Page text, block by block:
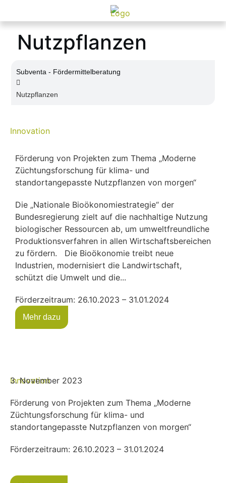
Nutzpflanzen
Subventa ‐ Fördermittelberatung
Nutzpflanzen
Innovation
Förderung von Projekten zum Thema „Moderne
Züchtungsforschung für klima- und
standortangepasste Nutzpflanzen von morgen“
Die „Nationale Bioökonomiestrategie“ der
Bundesregierung zielt auf die nachhaltige Nutzung
biologischer Ressourcen ab, um umweltfreundliche
Produktionsverfahren in allen Wirtschaftsbereichen
zu fördern. Die Bioökonomie treibt neue
Industrien, modernisiert die Landwirtschaft,
schützt die Umwelt und die...
Förderzeitraum: 26.10.2023 – 31.01.2024
Mehr dazu
Innovation
3. November 2023
Förderung von Projekten zum Thema „Moderne
Züchtungsforschung für klima- und
standortangepasste Nutzpflanzen von morgen“
Förderzeitraum: 26.10.2023 – 31.01.2024